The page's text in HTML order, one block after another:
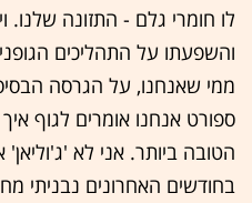
לו חומרי גלם - התזונה
ממי שאנחנו, על הגרסה
ספורט אנחנו אומרים לגוף
הטובה ביותר. אני לא 'ג'וליאן'
בחודשים האחרונים נבניתי